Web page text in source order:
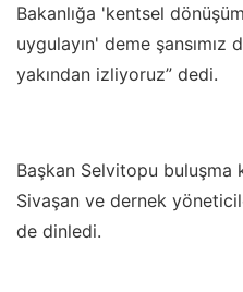
Bakanlığa 'kentsel
uygulayın' deme
yakından izliyoruz” dedi.
Başkan Selvitopu buluşma
Sivaşan ve dernek
de dinledi.